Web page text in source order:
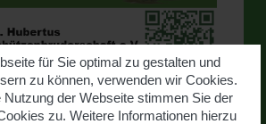
für Sie optimal zu gestalten und
zu können, verwenden wir Cookies.
Nutzung der Webseite stimmen Sie der
zu. Weitere Informationen hierzu
hubertus.oberdrees